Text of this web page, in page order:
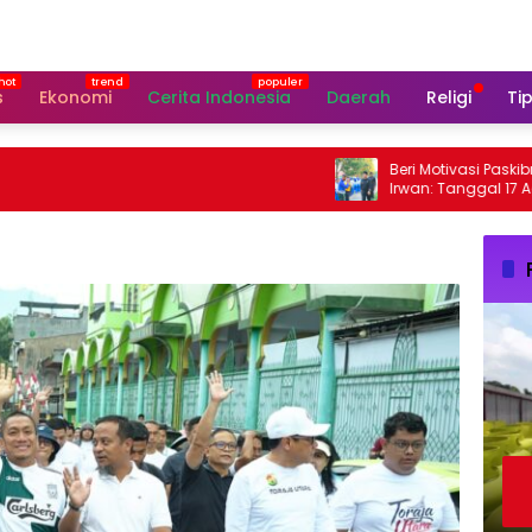
Ekonomi Cerita Indonesia Daerah Religi
Beri Motivasi Paskibraka
Irwan: Tanggal 17
Perhatian